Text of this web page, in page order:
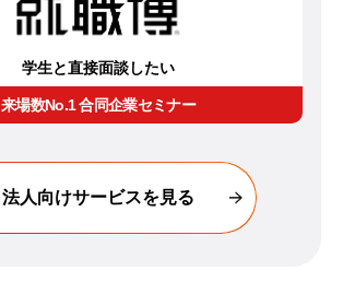
来場数No.1 合同企業セミナー
学生と直接面談したい
法人向けサービスを見る